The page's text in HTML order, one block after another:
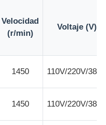
Velocidad
(r/min)
Voltaje (V)
1450 110V/220V/
1450 110V/220V/